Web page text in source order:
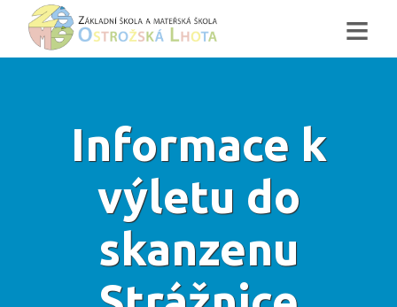
≡
Informace k
výletu do
skanzenu